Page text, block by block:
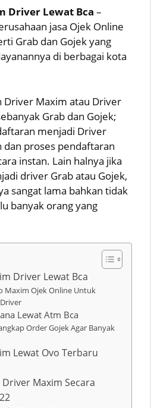
Driver Lewat Bca –
jasa Ojek Online
Grab dan Gojek yang
di berbagai kota
Driver Maxim atau Driver
Grab dan Gojek;
menjadi Driver
dan proses pendaftaran
instan. Lain halnya jika
driver Grab atau Gojek,
sangat lama bahkan tidak
banyak orang yang
Driver Lewat Bca
Maxim Ojek Online Untuk
Lewat Atm Bca
Order Gojek Agar Banyak
Lewat Ovo Terbaru
Maxim Secara